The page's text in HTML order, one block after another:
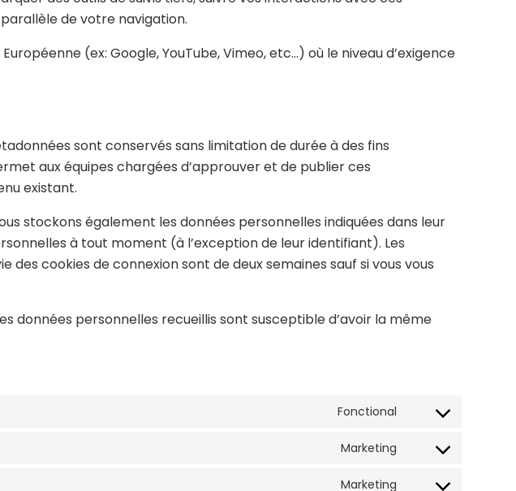
de votre navigation.
(ex: Google, YouTube, Vimeo, etc…) où le niveau d’exigence
sont conservés sans limitation de durée à des fins
aux équipes chargées d’approuver et de publier ces
existant.
stockons également les données personnelles indiquées dans leur
à tout moment (à l’exception de leur identifiant). Les
cookies de connexion sont de deux semaines sauf si vous vous
données personnelles recueillis sont susceptible d’avoir la même
Fonctional
Consent
service
wordpress
Marketing
Consent
Marketing